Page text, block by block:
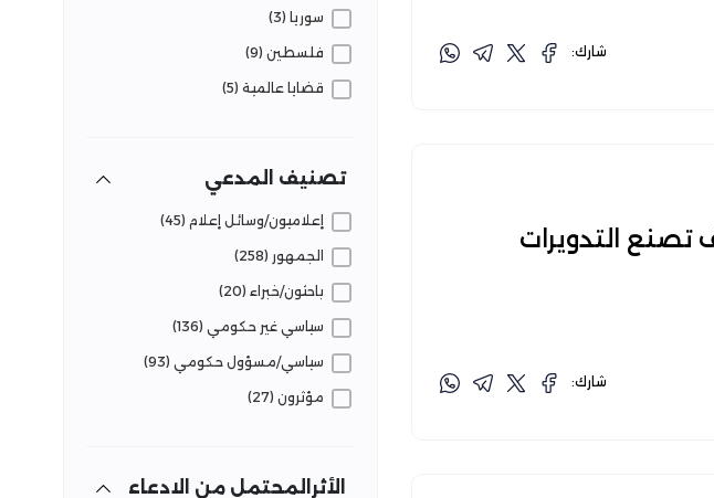
شارك:
التدويرات
شارك:
سكان (222)
سياحة وآثار (52)
سياسة (603)
فاعليات تفنيد (16)
سوريا (3)
فلسطين (9)
قضايا عالمية (5)
تصنيف المدعي
إعلاميون/وسائل إعلام (45)
الجمهور (258)
باحثون/خبراء (20)
سياسي غير حكومي (136)
سياسي/مسؤول حكومي (93)
مؤثرون (27)
الأثرالمحتمل من الادعاء